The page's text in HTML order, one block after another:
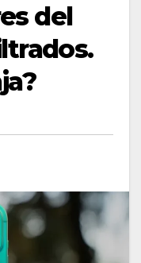
del